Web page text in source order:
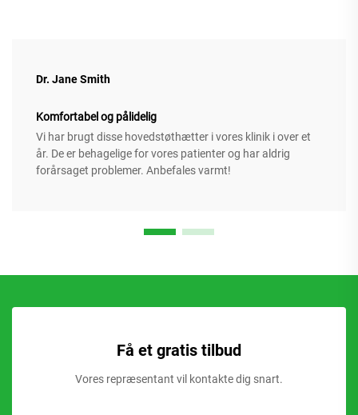
Dr. Jane Smith
Komfortabel og pålidelig
Vi har brugt disse hovedstøthætter i vores klinik i over et
år. De er behagelige for vores patienter og har aldrig
forårsaget problemer. Anbefales varmt!
Få et gratis tilbud
Vores repræsentant vil kontakte dig snart.